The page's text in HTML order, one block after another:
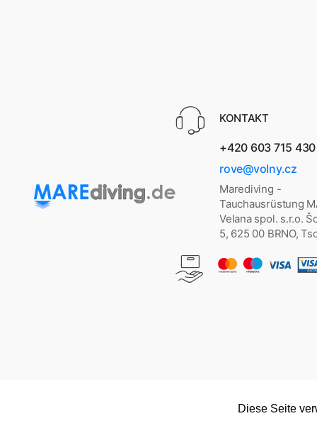
KONTAKT
+420 603 715 430
rove@volny.cz
Marediving -
Tauchausrüstung
Velana spol. s.r.o.
5, 625 00 BRNO,
Diese Seite